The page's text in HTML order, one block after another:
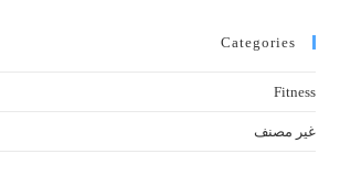
Categories
Fitness
غير مصنف